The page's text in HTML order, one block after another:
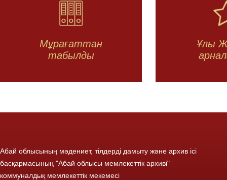
Мұрағаттан
табылды
Ұлы
Абай облысының мәдениет, тілдерді дамыту және архив ісі
басқармасының "Абай облысы мемлекеттік архиві"
коммуналдық мемлекеттік мекемесі